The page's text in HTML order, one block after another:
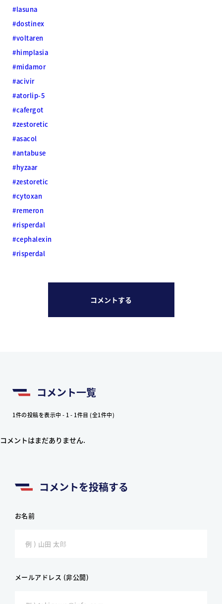
#lasuna
#dostinex
#voltaren
#himplasia
#midamor
#acivir
#atorlip-5
#cafergot
#zestoretic
#asacol
#antabuse
#hyzaar
#zestoretic
#cytoxan
#remeron
#risperdal
#cephalexin
#risperdal
コメントする
コメント一覧
1件の投稿を表示中 - 1 - 1件目 (全1件中)
コメントはまだありません.
コメントを投稿する
お名前
メールアドレス (非公開)